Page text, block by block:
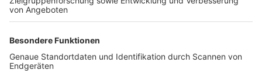
TOP-PARTNER